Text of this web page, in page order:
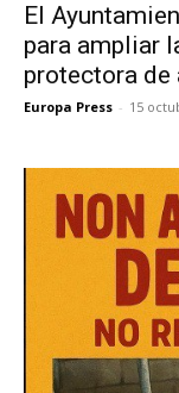
El
para ampliar
protectora de
Europa Press - 15